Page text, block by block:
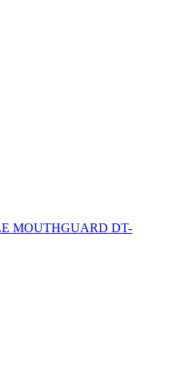
MOUTHGUARD DT-